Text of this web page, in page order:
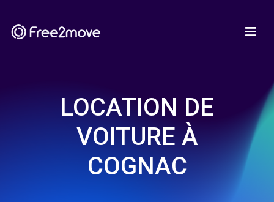
LOCATION DE
VOITURE À
COGNAC